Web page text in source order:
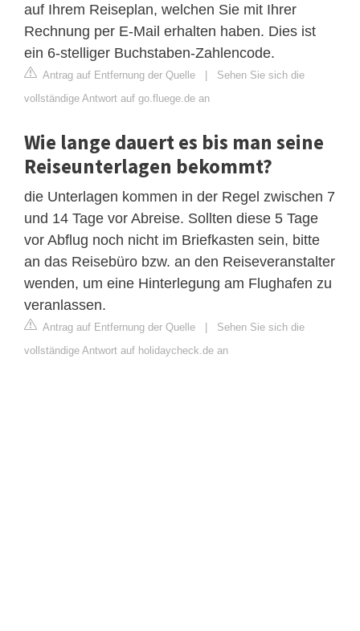
auf Ihrem Reiseplan, welchen Sie mit Ihrer
Rechnung per E-Mail erhalten haben. Dies ist
ein 6-stelliger Buchstaben-Zahlencode.
Antrag auf Entfernung der Quelle | Sehen Sie sich die
vollständige Antwort auf go.fluege.de an
Wie lange dauert es bis man seine
Reiseunterlagen bekommt?
die Unterlagen kommen in der Regel zwischen 7
und 14 Tage vor Abreise. Sollten diese 5 Tage
vor Abflug noch nicht im Briefkasten sein, bitte
an das Reisebüro bzw. an den Reiseveranstalter
wenden, um eine Hinterlegung am Flughafen zu
veranlassen.
Antrag auf Entfernung der Quelle | Sehen Sie sich die
vollständige Antwort auf holidaycheck.de an